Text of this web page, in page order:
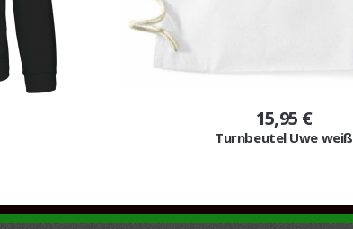
15,95 €
Turnbeutel Uwe weiß